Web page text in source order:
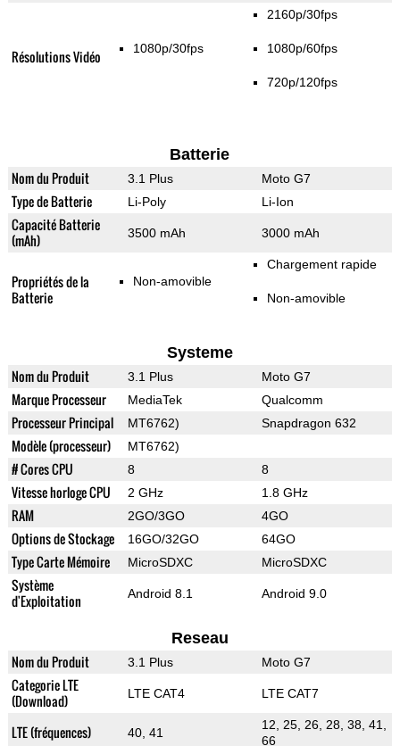
Résolutions Vidéo 1080p/30fps
2160p/30fps
1080p/60fps
720p/120fps
Batterie
Nom du Produit 3.1 Plus Moto G7
Type de Batterie Li-Poly Li-Ion
Capacité Batterie
(mAh)
3500 mAh 3000 mAh
Propriétés de la
Batterie
Non-amovible
Chargement rapide
Non-amovible
Systeme
Nom du Produit 3.1 Plus Moto G7
Marque Processeur MediaTek Qualcomm
Processeur Principal MT6762) Snapdragon 632
Modèle (processeur) MT6762)
# Cores CPU 8 8
Vitesse horloge CPU 2 GHz 1.8 GHz
RAM 2GO/3GO 4GO
Options de Stockage 16GO/32GO 64GO
Type Carte Mémoire MicroSDXC MicroSDXC
Système
d'Exploitation
Android 8.1 Android 9.0
Reseau
Nom du Produit 3.1 Plus Moto G7
Categorie LTE
(Download)
LTE CAT4 LTE CAT7
LTE (fréquences) 40, 41
12, 25, 26, 28, 38, 41,
66